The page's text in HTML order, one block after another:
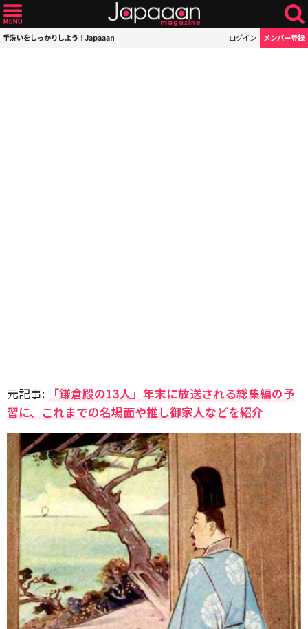
手洗いをしっかりしよう！Japaaan ログイン メンバー登録
元記事: 「鎌倉殿の13人」年末に放送される総集編の予
習に、これまでの名場面や推し御家人などを紹介